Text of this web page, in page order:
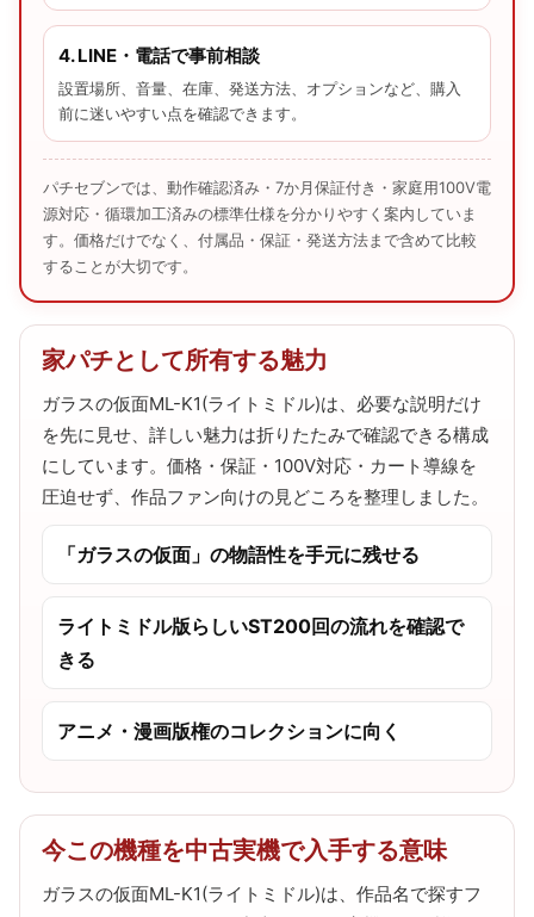
4. LINE・電話で事前相談
設置場所、音量、在庫、発送方法、オプションなど、購入
前に迷いやすい点を確認できます。
パチセブンでは、動作確認済み・7か月保証付き・家庭用100V電
源対応・循環加工済みの標準仕様を分かりやすく案内していま
す。価格だけでなく、付属品・保証・発送方法まで含めて比較
することが大切です。
家パチとして所有する魅力
ガラスの仮面ML-K1(ライトミドル)は、必要な説明だけ
を先に見せ、詳しい魅力は折りたたみで確認できる構成
にしています。価格・保証・100V対応・カート導線を
圧迫せず、作品ファン向けの見どころを整理しました。
「ガラスの仮面」の物語性を手元に残せる
ライトミドル版らしいST200回の流れを確認で
きる
アニメ・漫画版権のコレクションに向く
今この機種を中古実機で入手する意味
ガラスの仮面ML-K1(ライトミドル)は、作品名で探すフ